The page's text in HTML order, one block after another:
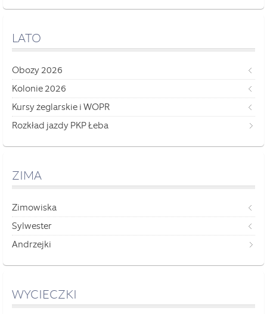
LATO
Obozy 2026
Kolonie 2026
Kursy żeglarskie i WOPR
Rozkład jazdy PKP Łeba
ZIMA
Zimowiska
Sylwester
Andrzejki
WYCIECZKI